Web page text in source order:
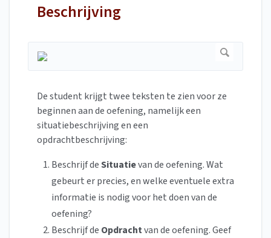
Beschrijving
De student krijgt twee teksten te zien voor ze
beginnen aan de oefening, namelijk een
situatiebeschrijving en een
opdrachtbeschrijving:
Beschrijf deSituatievan de oefening.Wat
gebeurt er precies, en welke eventuele extra
informatie is nodig voor het doen van de
oefening?
Beschrijf de Opdrachtvan de oefening.Geef